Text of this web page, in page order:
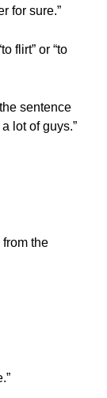
for sure.”
flirt” or “to
sentence
lot of guys.”
from the